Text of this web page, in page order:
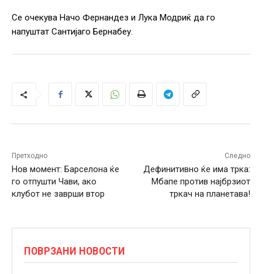
Се очекува Начо Фернандез и Лука Модриќ да го
напуштат Сантијаго Бернабеу.
Претходно
Нов момент: Барселона ќе
го отпушти Чави, ако
клубот не заврши втор
Следно
Дефинитивно ќе има трка:
Мбапе против најбрзиот
тркач на планетава!
ПОВРЗАНИ НОВОСТИ